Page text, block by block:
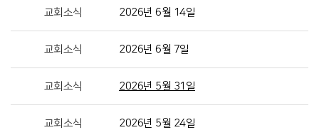
교회소식 2026년 6월 14일
교회소식 2026년 6월 7일
교회소식 2026년 5월 31일
교회소식 2026년 5월 24일